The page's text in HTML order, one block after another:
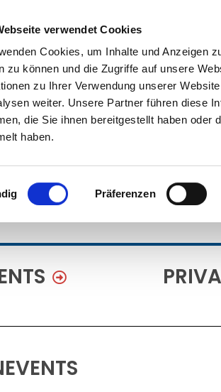
verwendet Cookies
Cookies, um Inhalte und Anzeigen
zu können und die Zugriffe auf unsere
zu Ihrer Verwendung unserer
weiter. Unsere Partner führen diese
die Sie ihnen bereitgestellt haben oder
haben.
Präferenzen